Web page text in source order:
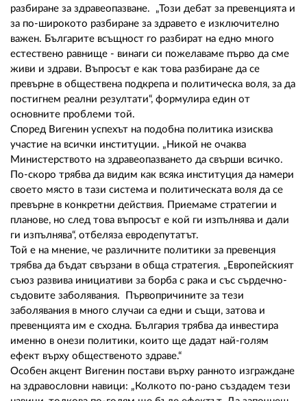
разбиране за здравеопазване. „Този дебат за превенцията и
за по-широкото разбиране за здравето е изключително
важен. Българите всъщност го разбират на едно много
естествено равнище - винаги си пожелаваме първо да сме
живи и здрави. Въпросът е как това разбиране да се
превърне в обществена подкрепа и политическа воля, за да
постигнем реални резултати“, формулира един от
основните проблеми той.
Според Вигенин успехът на подобна политика изисква
участие на всички институции. „Никой не очаква
Министерството на здравеопазването да свърши всичко.
По-скоро трябва да видим как всяка институция да намери
своето място в тази система и политическата воля да се
превърне в конкретни действия. Приемаме стратегии и
планове, но след това въпросът е кой ги изпълнява и дали
ги изпълнява“, отбеляза евродепутатът.
Той е на мнение, че различните политики за превенция
трябва да бъдат свързани в обща стратегия. „Европейският
съюз развива инициативи за борба с рака и със сърдечно-
съдовите заболявания. Първопричините за тези
заболявания в много случаи са едни и същи, затова и
превенцията им е сходна. България трябва да инвестира
именно в онези политики, които ще дадат най-голям
ефект върху общественото здраве.“
Особен акцент Вигенин постави върху ранното изграждане
на здравословни навици: „Колкото по-рано създадем тези